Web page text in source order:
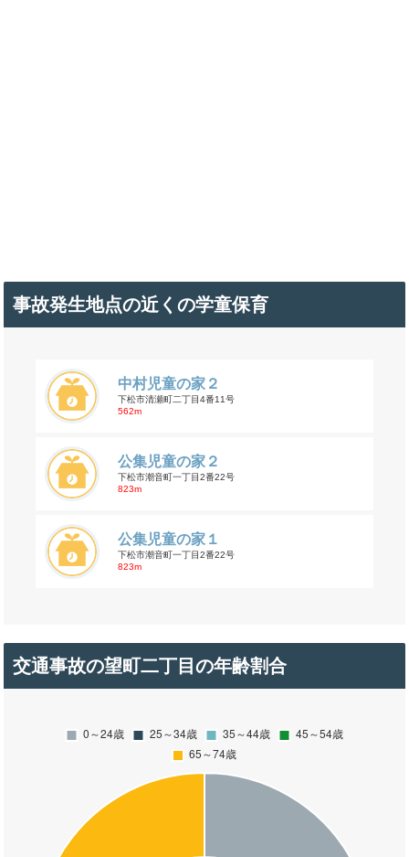
事故発生地点の近くの学童保育
中村児童の家２
下松市清瀬町二丁目4番11号
562m
公集児童の家２
下松市潮音町一丁目2番22号
823m
公集児童の家１
下松市潮音町一丁目2番22号
823m
交通事故の望町二丁目の年齢割合